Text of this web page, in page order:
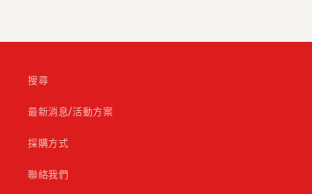
搜尋
最新消息/活動方案
採購方式
聯絡我們